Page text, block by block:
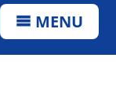
MENU